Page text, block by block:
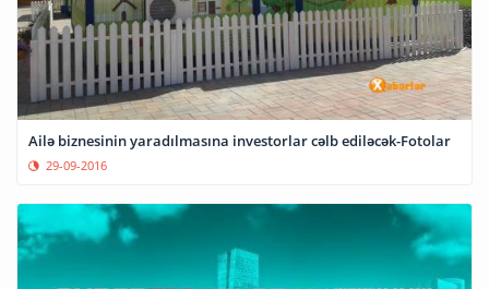
Ailə biznesinin yaradılmasına investorlar cəlb ediləcək-Fotolar
29-09-2016